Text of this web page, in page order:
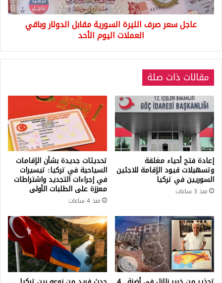
وباقي
العملات
عاجل سعر صرف الليرة السورية مقابل الدولار وباقي
العملات اليوم الأحد
مقالات ذات صلة
إعادة فتح أحياء مغلقة
وتسهيلات قيود الإقامة للاجئين
السوريين في تركيا
منذ 3 ساعات
تحديثات جديدة بشأن الإقامات
السياحية في تركيا: تيسيرات
في إجراءات التجديد واشتراطات
معززة على الطلبات الأولى
منذ 4 ساعات